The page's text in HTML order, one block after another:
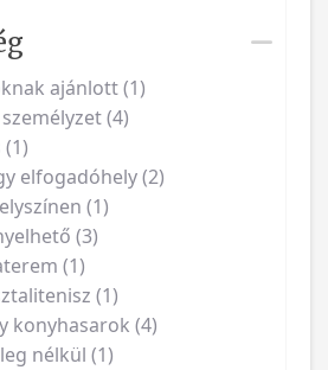
ajánlott (1)
(4)
elfogadóhely (2)
(1)
(3)
(1)
(1)
konyhasarok (4)
nélkül (1)